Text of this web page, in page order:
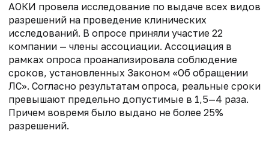
АОКИ провела исследование по выдаче всех видов
разрешений на проведение клинических
исследований. В опросе приняли участие 22
компании — члены ассоциации. Ассоциация в
рамках опроса проанализировала соблюдение
сроков, установленных Законом «Об обращении
ЛС». Согласно результатам опроса, реальные сроки
превышают предельно допустимые в 1,5—4 раза.
Причем вовремя было выдано не более 25%
разрешений.